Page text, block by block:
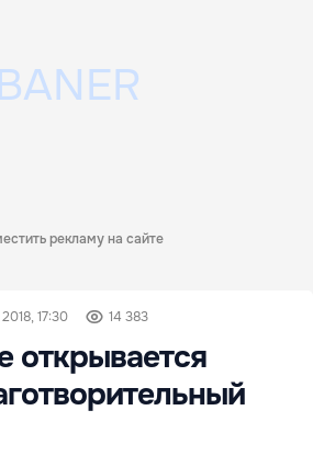
рекламу на сайте
17:30 14 383
открывается